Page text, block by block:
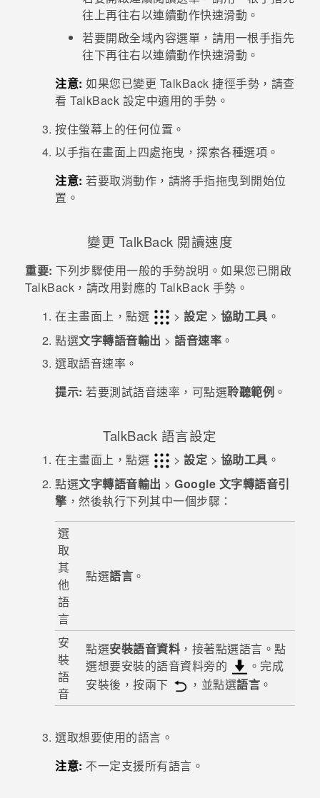
往上再往右以連續動作快速滑動。
若要開啟全域內容選單，請用一根手指先
往下再往右以連續動作快速滑動。
注意: 如果您已變更 TalkBack 捷徑手勢，請查
看 TalkBack 設定中適用的手勢。
按住螢幕上的任何位置。
以手指在畫面上四處拖曳，探索各種選項。
注意: 若要取消動作，請將手指拖曳到開始位
置。
變更 TalkBack 閱讀速度
重要: 下列步驟使用一般的手勢說明。如果您已開啟
TalkBack ，請改用對應的 TalkBack 手勢。
在主畫面上，點選 > 設定 > 協助工具 。
點選文字轉語音輸出 > 語音速率 。
選取語音速率。
提示: 若要測試語音速率，可點選聆聽範例 。
TalkBack 語言設定
在主畫面上，點選 > 設定 > 協助工具 。
點選文字轉語音輸出 > Google 文字轉語音引
擎 ，然後執行下列其中一個步驟：
選
取
其
他
語
言
點選語言 。
安
裝
語
音
點選安裝語音資料 ，接著點選語言。點
選想要安裝的語音資料旁的
。完成
安裝後，按兩下
，並點選語言 。
選取想要使用的語言。
注意: 不一定支援所有語言。